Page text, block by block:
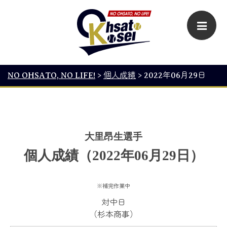
NO OHSATO, NO LIFE! > 個人成績 > 2022年06月29日
大里昂生選手
個人成績（2022年06月29日）
※補完作業中
対中日
（杉本商事）